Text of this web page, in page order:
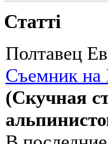
Статті
Полтавец
Съемник на
(Скучная